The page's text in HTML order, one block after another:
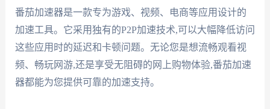
番茄加速器是一款专为游戏、视频、电商等应用设计的
加速工具。它采用独有的P2P加速技术,可以大幅降低访问
这些应用时的延迟和卡顿问题。无论您是想流畅观看视
频、畅玩网游,还是享受无阻碍的网上购物体验,番茄加速
器都能为您提供可靠的加速支持。